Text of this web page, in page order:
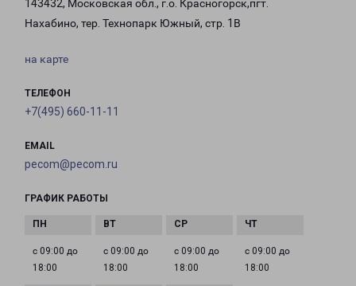
143432, Московская обл., г.о. Красногорск,пгт.
Нахабино, тер. Технопарк Южный, стр. 1В
на карте
ТЕЛЕФОН
+7(495) 660-11-11
EMAIL
pecom@pecom.ru
ГРАФИК РАБОТЫ
с 09:00 до
18:00
с 09:00 до
18:00
с 09:00 до
18:00
с 09:00 до
18:00